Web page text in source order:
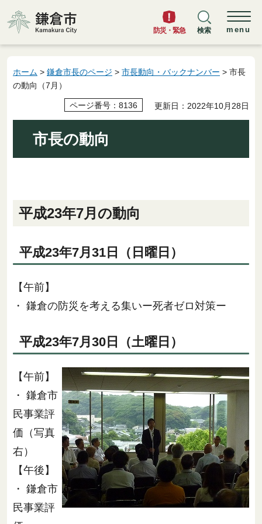
鎌倉市
防災・緊急 検索 menu
ホーム > 鎌倉市長のページ > 市長動向・バックナンバー > 市長
の動向（7月）
ページ番号：8136 更新日：2022年10月28日
市長の動向
平成23年7月の動向
平成23年7月31日（日曜日）
【午前】
・ 鎌倉の防災を考える集いー死者ゼロ対策ー
平成23年7月30日（土曜日）
【午前】
・ 鎌倉市
民事業評
価（写真
右）
【午後】
・ 鎌倉市
民事業評